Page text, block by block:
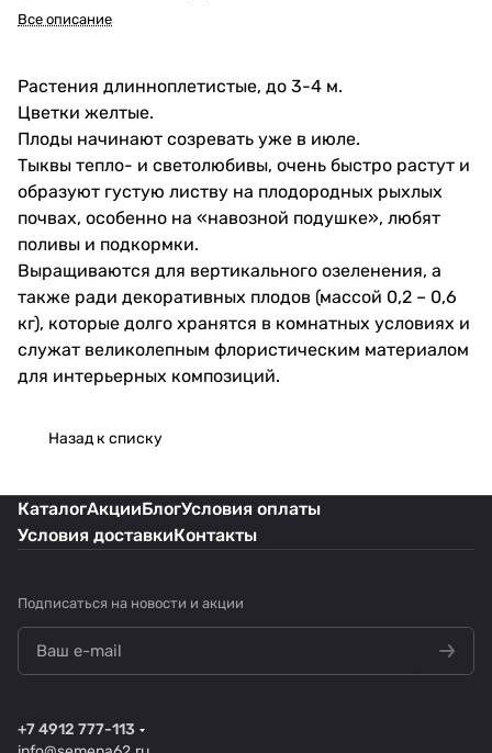
(от округлой до грушевидной) и
разнообразной окраски.
Все описание
Растения длинноплетистые, до 3-4 м.
Цветки желтые.
Плоды начинают созревать уже в июле.
Тыквы тепло- и светолюбивы, очень быстро растут и
образуют густую листву на плодородных рыхлых
почвах, особенно на «навозной подушке», любят
поливы и подкормки.
Выращиваются для вертикального озеленения, а
также ради декоративных плодов (массой 0,2 – 0,6
кг), которые долго хранятся в комнатных условиях и
служат великолепным флористическим материалом
для интерьерных композиций.
Назад к списку
КаталогАкцииБлогУсловия оплаты
Условия доставкиКонтакты
Подписаться на новости и акции
+7 4912 777-113